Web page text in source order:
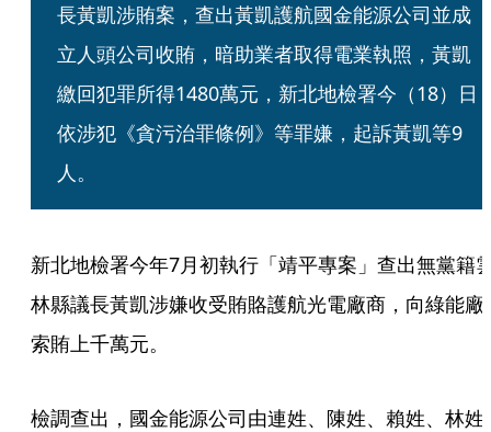
長黃凱涉賄案，查出黃凱護航國金能源公司並成
立人頭公司收賄，暗助業者取得電業執照，黃凱
繳回犯罪所得1480萬元，新北地檢署今（18）日
依涉犯《貪污治罪條例》等罪嫌，起訴黃凱等9
人。
新北地檢署今年7月初執行「靖平專案」查出無黨籍
林縣議長黃凱涉嫌收受賄賂護航光電廠商，向綠能廠
索賄上千萬元。
檢調查出，國金能源公司由連姓、陳姓、賴姓、林姓